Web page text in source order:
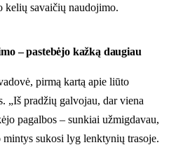
kelių savaičių naudojimo.
– pastebėjo kažką daugiau
pirmą kartą apie liūto
„Iš pradžių galvojau, dar viena
pagalbos – sunkiai užmigdavau,
mintys sukosi lyg lenktynių trasoje.